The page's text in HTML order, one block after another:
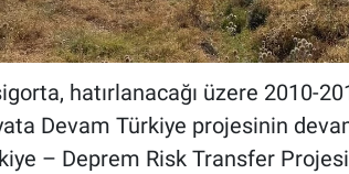
hatırlanacağı üzere 2010-
Devam Türkiye projesinin
– Deprem Risk Transfer